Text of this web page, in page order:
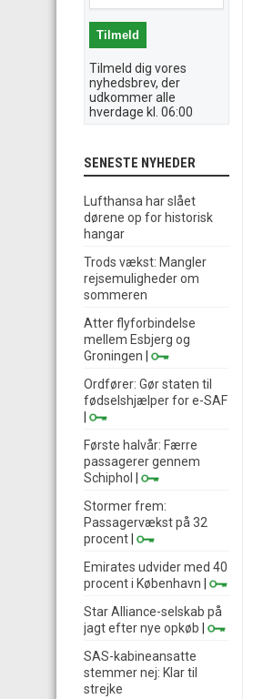
Tilmeld dig vores
nyhedsbrev, der
udkommer alle
hverdage kl. 06:00
SENESTE NYHEDER
Lufthansa har slået
dørene op for historisk
hangar
Trods vækst: Mangler
rejsemuligheder om
sommeren
Atter flyforbindelse
mellem Esbjerg og
Groningen
Ordfører: Gør staten til
fødselshjælper for e-SAF
Første halvår: Færre
passagerer gennem
Schiphol
Stormer frem:
Passagervækst på 32
procent
Emirates udvider med 40
procent i København
Star Alliance-selskab på
jagt efter nye opkøb
SAS-kabineansatte
stemmer nej: Klar til
strejke